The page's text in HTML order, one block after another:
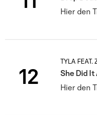
Hier den
12
TYLA
She Did It
Hier den